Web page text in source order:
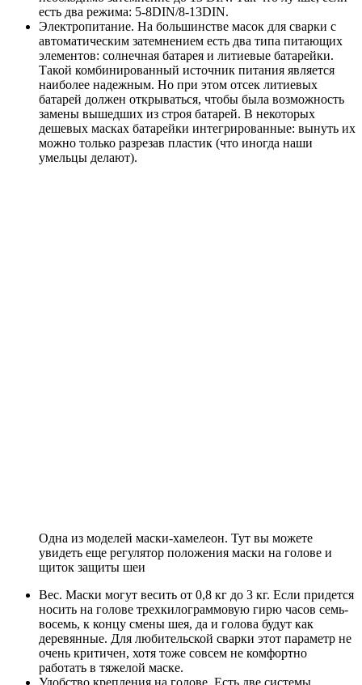
есть два режима: 5-8DIN/8-13DIN.
Электропитание. На большинстве масок для сварки с
автоматическим затемнением есть два типа питающих
элементов: солнечная батарея и литиевые батарейки.
Такой комбинированный источник питания является
наиболее надежным. Но при этом отсек литиевых
батарей должен открываться, чтобы была возможность
замены вышедших из строя батарей. В некоторых
дешевых масках батарейки интегрированные: вынуть их
можно только разрезав пластик (что иногда наши
умельцы делают).
Одна из моделей маски-хамелеон. Тут вы можете
увидеть еще регулятор положения маски на голове и
щиток защиты шеи
Вес. Маски могут весить от 0,8 кг до 3 кг. Если придется
носить на голове трехкилограммовую гирю часов семь-
восемь, к концу смены шея, да и голова будут как
деревянные. Для любительской сварки этот параметр не
очень критичен, хотя тоже совсем не комфортно
работать в тяжелой маске.